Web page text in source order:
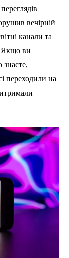
вечірній
канали та
Якщо ви
знаєте,
переходили на